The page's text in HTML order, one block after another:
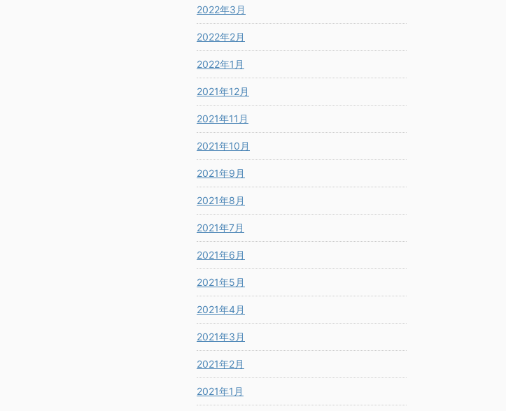
2022年3月
2022年2月
2022年1月
2021年12月
2021年11月
2021年10月
2021年9月
2021年8月
2021年7月
2021年6月
2021年5月
2021年4月
2021年3月
2021年2月
2021年1月